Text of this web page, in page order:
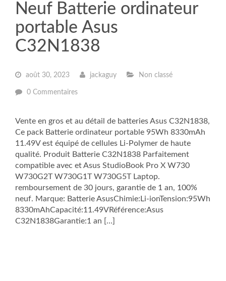
Neuf Batterie ordinateur
portable Asus
C32N1838
août 30, 2023 jackaguy Non classé
0 Commentaires
Vente en gros et au détail de batteries Asus C32N1838,
Ce pack Batterie ordinateur portable 95Wh 8330mAh
11.49V est équipé de cellules Li-Polymer de haute
qualité. Produit Batterie C32N1838 Parfaitement
compatible avec et Asus StudioBook Pro X W730
W730G2T W730G1T W730G5T Laptop.
remboursement de 30 jours, garantie de 1 an, 100%
neuf. Marque: Batterie AsusChimie:Li-ionTension:95Wh
8330mAhCapacité:11.49VRéférence:Asus
C32N1838Garantie:1 an […]